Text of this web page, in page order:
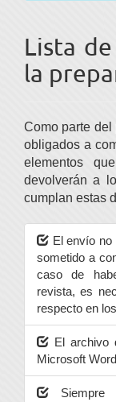
Lista
la
Como parte del
obligados a
elementos
devolverán a
cumplan estas
El envío no
sometido a
caso de
revista, es
respecto en
El archivo
Microsoft